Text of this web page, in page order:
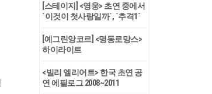
[스테이지] <영웅> 초연 중에서
`이것이 첫사랑일까`, `추격1`
[예그린앙코르] <명동로망스>
하이라이트
<빌리 엘리어트> 한국 초연 공
연 에필로그 2008~2011